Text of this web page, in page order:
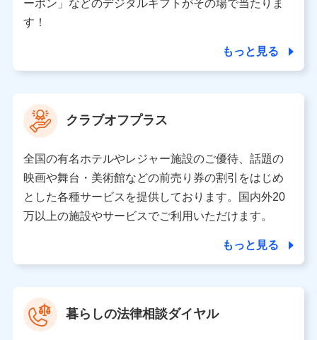
個人情報の第三者提供について
当社は利用目的の達成に必要な範囲内において個人情報
の取り扱いの全部または一部を委託する場合がありま
す。
個人データの共同利用
当社は株式会社NTTドコモとの間で、以下のとおり個
人データを共同利用します。
氏名、電話番号、メールアドレス、お客さまの識別子、属
性、連絡先、dポイントサービスのご利用に関する情報。例
として、dポイントカード番号、性別、年齢、家族構成、住
ーポン」などのデジタルギフトがその場で当たりま
す！
もっと見る
クラブオフプラス
全国の有名ホテルやレジャー施設のご優待、話題の
映画や舞台・美術館などの前売り券の割引をはじめ
とした各種サービスを提供しております。国内外20
万以上の施設やサービスでご利用いただけます。
もっと見る
暮らしの法律相談ダイヤル